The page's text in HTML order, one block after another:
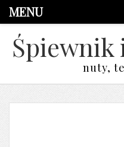
MENU
nuty,